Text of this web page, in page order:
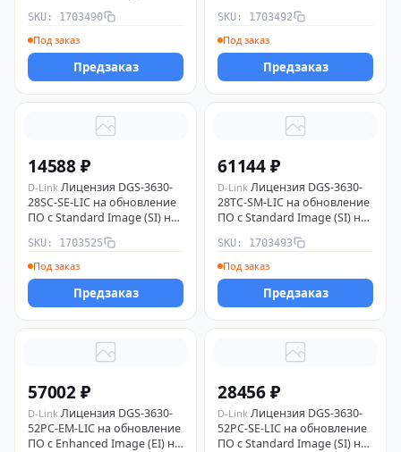
3630-28PC D-Link 1703490
SKU: 1703490
Под заказ
Предзаказ
SKU: 1703492
Под заказ
Предзаказ
14588 ₽
D-Link Лицензия DGS-3630-
28SC-SE-LIC на обновление
ПО с Standard Image (SI) на
DGS-3630-28SC D-Link
1703525
SKU: 1703525
Под заказ
Предзаказ
61144 ₽
D-Link Лицензия DGS-3630-
28TC-SM-LIC на обновление
ПО с Standard Image (SI) на
3630-28TC D-Link 1703493
SKU: 1703493
Под заказ
Предзаказ
57002 ₽
D-Link Лицензия DGS-3630-
52PC-EM-LIC на обновление
ПО с Enhanced Image (EI) на
28456 ₽
D-Link Лицензия DGS-3630-
52PC-SE-LIC на обновление
ПО с Standard Image (SI) на